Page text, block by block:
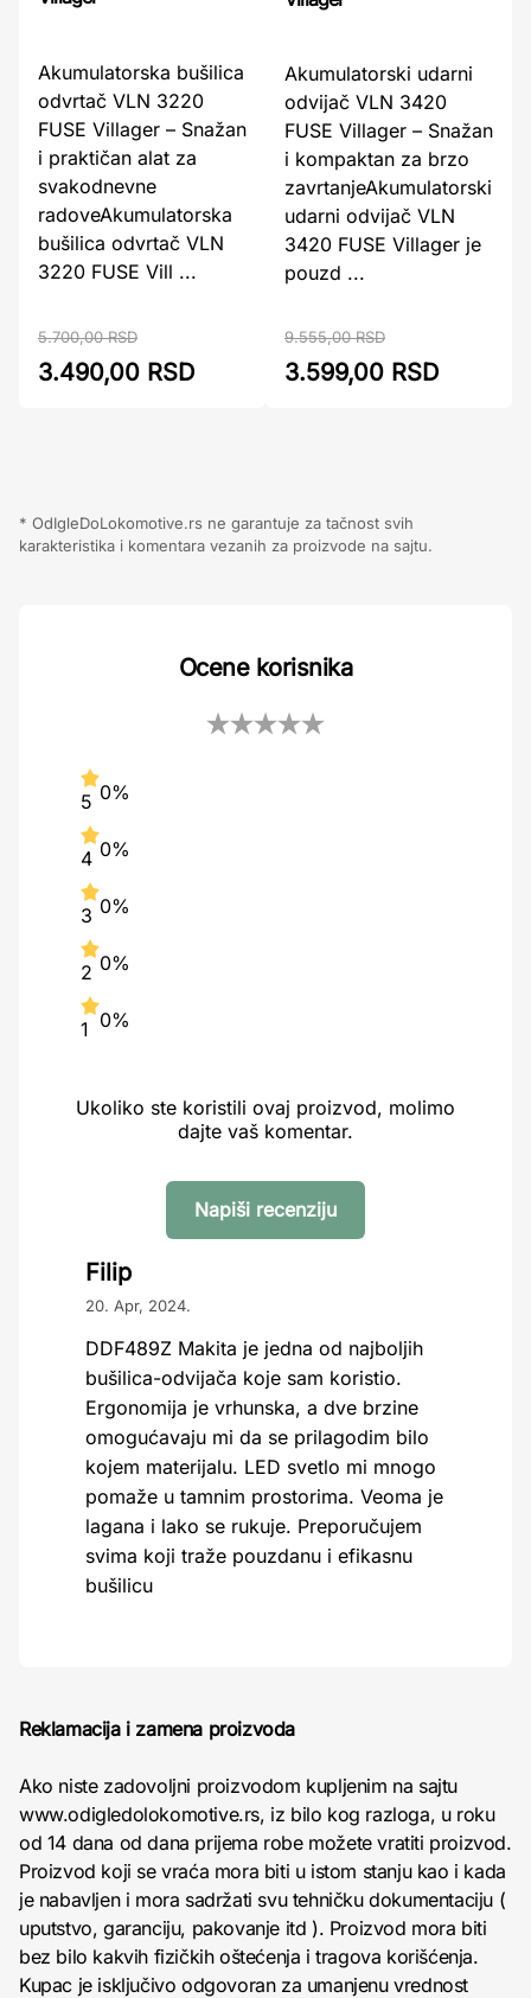
Akumulatorska bušilica
odvrtač VLN 3220
FUSE Villager – Snažan
i praktičan alat za
svakodnevne
radoveAkumulatorska
bušilica odvrtač VLN
3220 FUSE Vill ...
5.700,00 RSD
3.490,00 RSD
Akumulatorski udarni
odvijač VLN 3420
FUSE Villager – Snažan
i kompaktan za brzo
zavrtanjeAkumulatorski
udarni odvijač VLN
3420 FUSE Villager je
pouzd ...
9.555,00 RSD
3.599,00 RSD
* OdIgleDoLokomotive.rs ne garantuje za tačnost svih
karakteristika i komentara vezanih za proizvode na sajtu.
Ocene korisnika
5 0%
4 0%
3 0%
2 0%
1 0%
Ukoliko ste koristili ovaj proizvod, molimo
dajte vaš komentar.
Napiši recenziju
Filip
20. Apr, 2024.
DDF489Z Makita je jedna od najboljih
bušilica-odvijača koje sam koristio.
Ergonomija je vrhunska, a dve brzine
omogućavaju mi da se prilagodim bilo
kojem materijalu. LED svetlo mi mnogo
pomaže u tamnim prostorima. Veoma je
lagana i lako se rukuje. Preporučujem
svima koji traže pouzdanu i efikasnu
bušilicu
Reklamacija i zamena proizvoda
Ako niste zadovoljni proizvodom kupljenim na sajtu
www.odigledolokomotive.rs, iz bilo kog razloga, u roku
od 14 dana od dana prijema robe možete vratiti proizvod.
Proizvod koji se vraća mora biti u istom stanju kao i kada
je nabavljen i mora sadržati svu tehničku dokumentaciju (
uputstvo, garanciju, pakovanje itd ). Proizvod mora biti
bez bilo kakvih fizičkih oštećenja i tragova korišćenja.
Kupac je isključivo odgovoran za umanjenu vrednost